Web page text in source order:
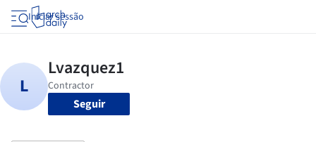
Iniciar sessão
Seguir